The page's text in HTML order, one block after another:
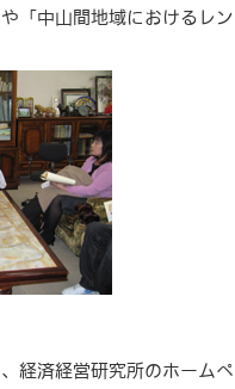
「中山間地域におけるレ
経済経営研究所のホーム